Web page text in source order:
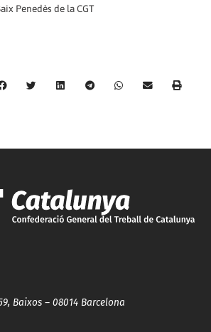
Penedès de la CGT
Baixos – 08014 Barcelona